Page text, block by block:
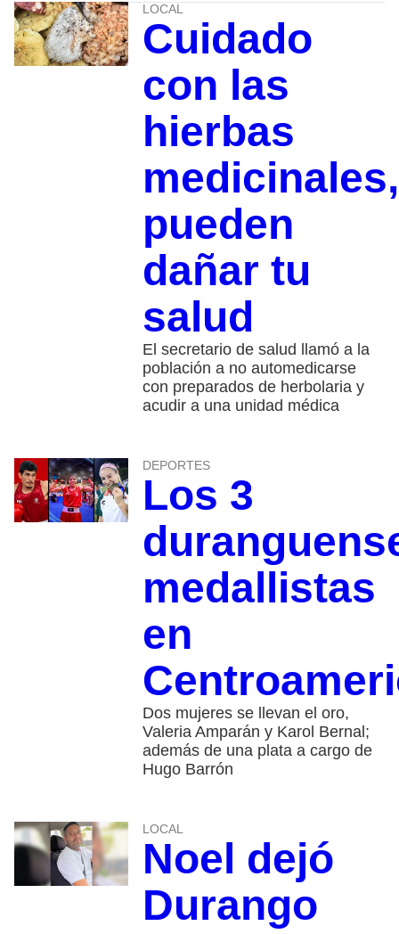
LOCAL
Cuidado
con las
hierbas
medicinales,
pueden
dañar tu
salud
El secretario de salud llamó a la
población a no automedicarse
con preparados de herbolaria y
acudir a una unidad médica
DEPORTES
Los 3
medallistas
en
Dos mujeres se llevan el oro,
Valeria Amparán y Karol Bernal;
además de una plata a cargo de
Hugo Barrón
LOCAL
Noel dejó
Durango